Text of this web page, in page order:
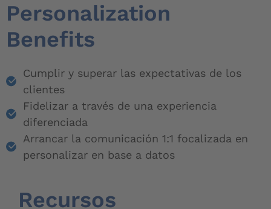
Personalization
Benefits
Cumplir y superar las expectativas de los
clientes
Fidelizar a través de una experiencia
diferenciada
Arrancar la comunicación 1:1 focalizada en
personalizar en base a datos
Recursos